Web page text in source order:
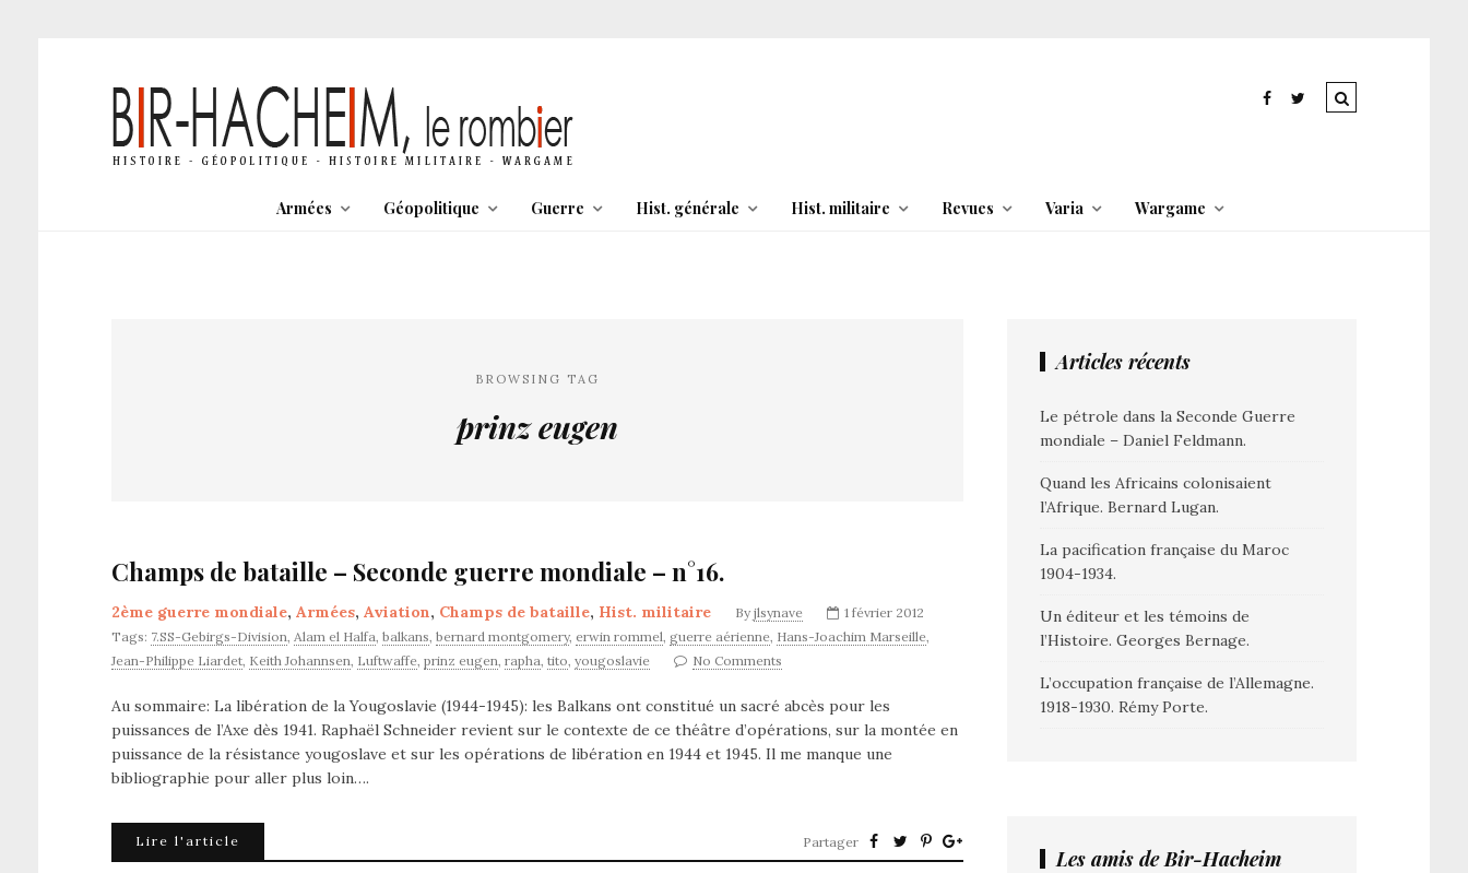
Armées Géopolitique Guerre Hist. générale Hist. militaire Revues Varia Wargame
BROWSING TAG
prinz eugen
Champs de bataille – Seconde guerre mondiale – n°16.
2ème guerre mondiale, Armées, Aviation, Champs de bataille, Hist. militaire By jlsynave
1 février 2012
Tags: 7.SS-Gebirgs-Division, Alam el Halfa, balkans, bernard montgomery, erwin rommel, guerre aérienne, Hans-Joachim Marseille,
Jean-Philippe Liardet, Keith Johannsen, Luftwaffe, prinz eugen, rapha, tito, yougoslavie No Comments
Au sommaire: La libération de la Yougoslavie (1944-1945): les Balkans ont constitué un sacré abcès pour les
puissances de l’Axe dès 1941. Raphaël Schneider revient sur le contexte de ce théâtre d’opérations, sur la montée en
puissance de la résistance yougoslave et sur les opérations de libération en 1944 et 1945. Il me manque une
bibliographie pour aller plus loin….
Lire l'article Partager
Articles récents
Le pétrole dans la Seconde Guerre
mondiale – Daniel Feldmann.
Quand les Africains colonisaient
l’Afrique. Bernard Lugan.
La pacification française du Maroc
1904-1934.
Un éditeur et les témoins de
l’Histoire. Georges Bernage.
L’occupation française de l’Allemagne.
1918-1930. Rémy Porte.
Les amis de Bir-Hacheim